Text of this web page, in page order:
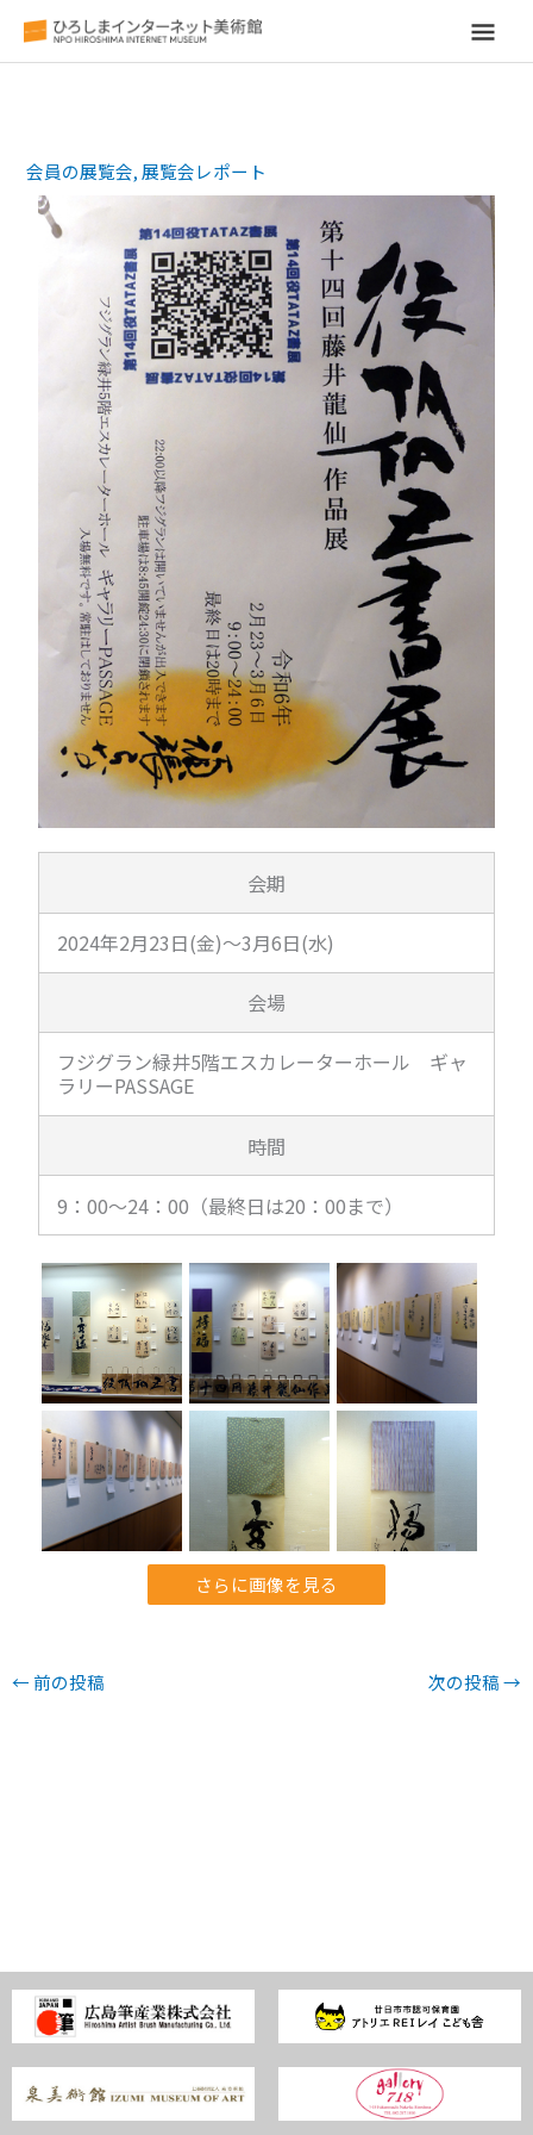
メ
メ
ニ
ュ
会員の展覧会,展覧会レポート
会期
2024年2月23日(金)～3月6日(水)
会場
フジグラン緑井5階エスカレーターホール ギャ
ラリーPASSAGE
時間
9：00～24：00（最終日は20：00まで）
さらに画像を見る
← 前の投稿 次の投稿→